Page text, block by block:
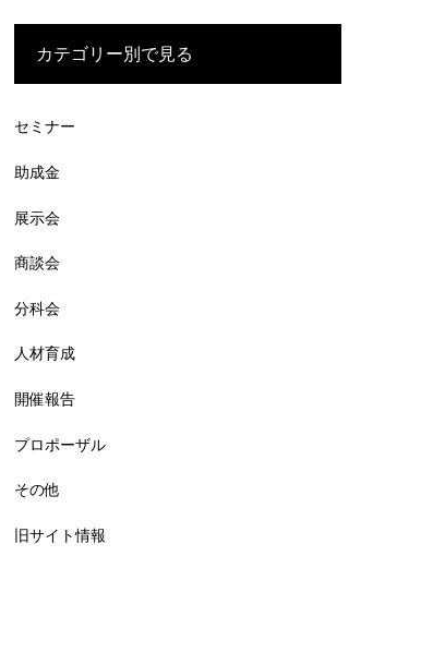
カテゴリー別で見る
セミナー
助成金
展示会
商談会
分科会
人材育成
開催報告
プロポーザル
その他
旧サイト情報